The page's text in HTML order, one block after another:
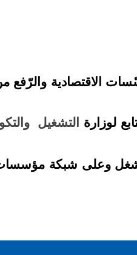
الاقتصادية والرّفع
لوزارة التشغيل
وعلى شبكة مؤسسات